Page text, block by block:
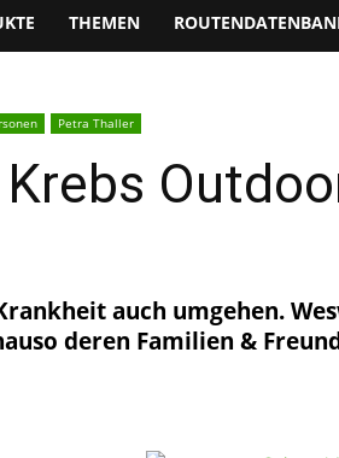
THEMEN
Petra Thaller
Krebs
auch umgehen.
deren Familien &